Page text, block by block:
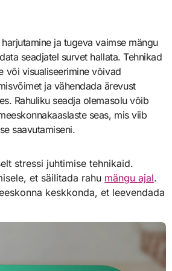
ja tugeva vaimse mängu
seadjatel survet hallata. Tehnikad
või visualiseerimine võivad
ja vähendada ärevust
Rahuliku seadja olemasolu võib
seas, mis viib
saavutamiseni.
stressi juhtimise tehnikaid.
et säilitada rahu mängu ajal.
keskkonda, et leevendada